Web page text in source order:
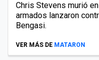
Chris Stevens murió
armados lanzaron
Bengasi.
VER MÁS DE MATARON